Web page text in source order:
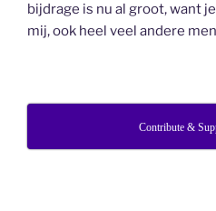
bijdrage is nu al groot, want
mij, ook heel veel andere
Contribute &